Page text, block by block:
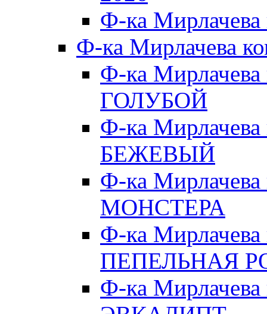
Ф-ка
Ф-ка Мирлачева
Ф-ка
ГОЛУБОЙ
Ф-ка
БЕЖЕВЫЙ
Ф-ка
МОНСТЕРА
Ф-ка
ПЕПЕЛЬНАЯ
Ф-ка